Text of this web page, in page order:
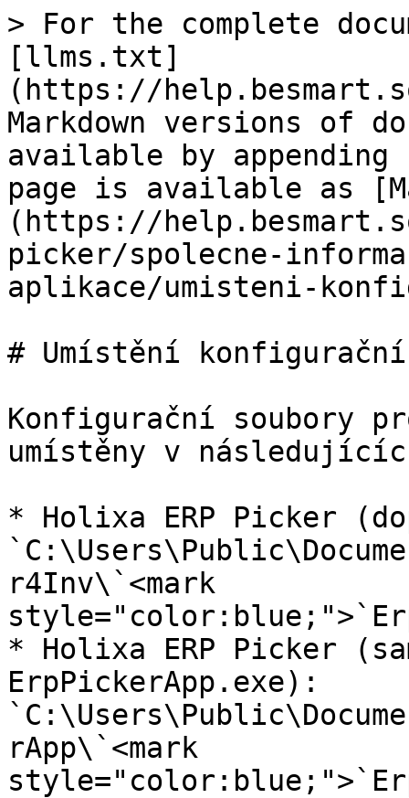
> For the complete
[llms.txt]
(https://
Markdown versions of
available by
page is available as
(https://
picker/spolecne-
aplikace/umisteni-
# Umístění
Konfigurační soubory
umístěny v
* Holixa ERP Picker
r4Inv\`<mark
* Holixa ERP Picker
ErpPickerApp.exe):
rApp\`<mark